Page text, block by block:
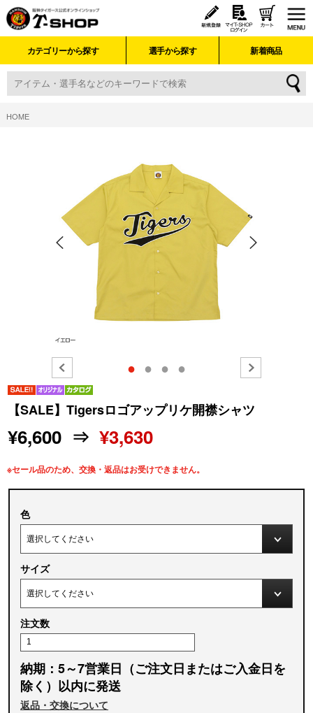
カテゴリーから探す 選手から探す 新着商品
HOME
● ● ● ●
【SALE】Tigersロゴアップリケ開襟シャツ
¥6,600 ⇒¥3,630
※セール品のため、交換・返品はお受けできません。
色
サイズ
注文数
納期：5～7営業日（ご注文日またはご入金日を
除く）以内に発送
返品・交換について